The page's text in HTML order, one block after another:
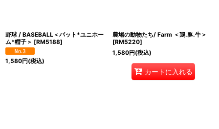
野球 / BASEBALL＜バット*ユニホー
ム*帽子＞ [RM5188]
1,580円(税込)
農場の動物たち/ Farm ＜鶏.豚.牛＞
[RM5220]
1,580円(税込)
カートに入れる